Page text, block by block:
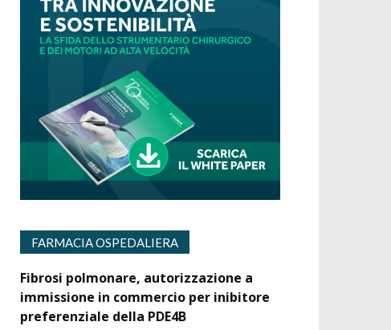
FARMACIA OSPEDALIERA
Fibrosi polmonare, autorizzazione a
immissione in commercio per inibitore
preferenziale della PDE4B